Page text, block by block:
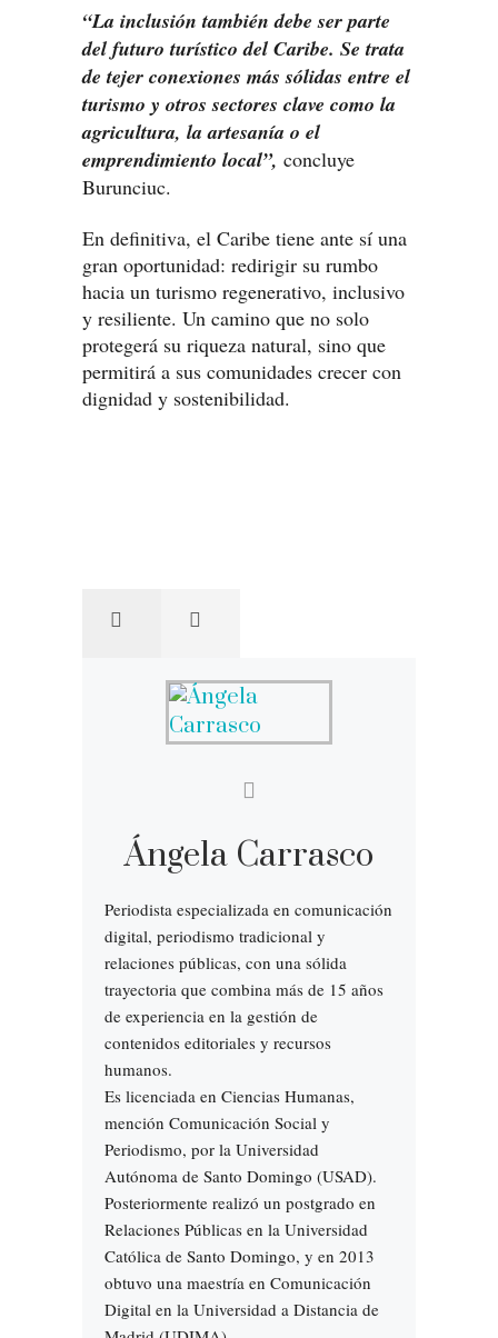
“La inclusión también debe ser parte
del futuro turístico del Caribe. Se trata
de tejer conexiones más sólidas entre el
turismo y otros sectores clave como la
agricultura, la artesanía o el
emprendimiento local”, concluye
Burunciuc.
En definitiva, el Caribe tiene ante sí una
gran oportunidad: redirigir su rumbo
hacia un turismo regenerativo, inclusivo
y resiliente. Un camino que no solo
protegerá su riqueza natural, sino que
permitirá a sus comunidades crecer con
dignidad y sostenibilidad.
Ángela Carrasco
Periodista especializada en comunicación
digital, periodismo tradicional y
relaciones públicas, con una sólida
trayectoria que combina más de 15 años
de experiencia en la gestión de
contenidos editoriales y recursos
humanos.
Es licenciada en Ciencias Humanas,
mención Comunicación Social y
Periodismo, por la Universidad
Autónoma de Santo Domingo (USAD).
Posteriormente realizó un postgrado en
Relaciones Públicas en la Universidad
Católica de Santo Domingo, y en 2013
obtuvo una maestría en Comunicación
Digital en la Universidad a Distancia de